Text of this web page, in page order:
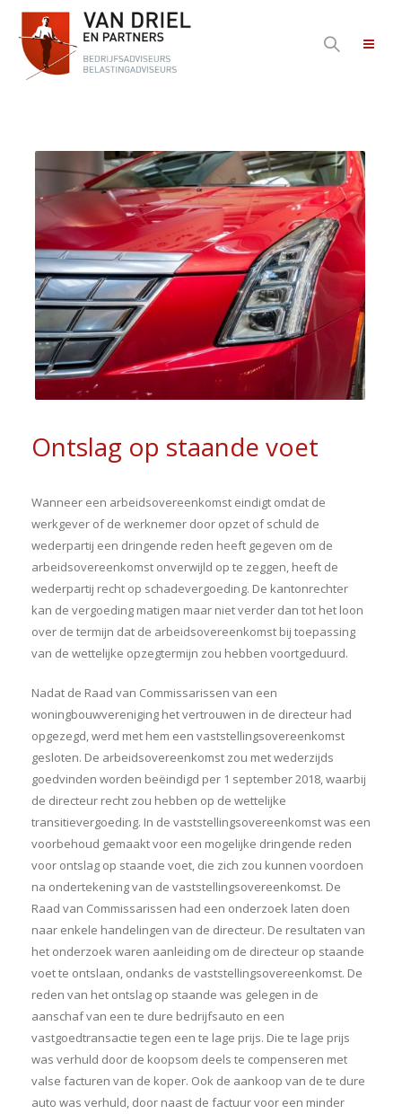
Ontslag op staande voet
Wanneer een arbeidsovereenkomst eindigt omdat de
werkgever of de werknemer door opzet of schuld de
wederpartij een dringende reden heeft gegeven om de
arbeidsovereenkomst onverwijld op te zeggen, heeft de
wederpartij recht op schadevergoeding. De kantonrechter
kan de vergoeding matigen maar niet verder dan tot het loon
over de termijn dat de arbeidsovereenkomst bij toepassing
van de wettelijke opzegtermijn zou hebben voortgeduurd.
Nadat de Raad van Commissarissen van een
woningbouwvereniging het vertrouwen in de directeur had
opgezegd, werd met hem een vaststellingsovereenkomst
gesloten. De arbeidsovereenkomst zou met wederzijds
goedvinden worden beëindigd per 1 september 2018, waarbij
de directeur recht zou hebben op de wettelijke
transitievergoeding. In de vaststellingsovereenkomst was een
voorbehoud gemaakt voor een mogelijke dringende reden
voor ontslag op staande voet, die zich zou kunnen voordoen
na ondertekening van de vaststellingsovereenkomst. De
Raad van Commissarissen had een onderzoek laten doen
naar enkele handelingen van de directeur. De resultaten van
het onderzoek waren aanleiding om de directeur op staande
voet te ontslaan, ondanks de vaststellingsovereenkomst. De
reden van het ontslag op staande was gelegen in de
aanschaf van een te dure bedrijfsauto en een
vastgoedtransactie tegen een te lage prijs. Die te lage prijs
was verhuld door de koopsom deels te compenseren met
valse facturen van de koper. Ook de aankoop van de te dure
auto was verhuld, door naast de factuur voor een minder